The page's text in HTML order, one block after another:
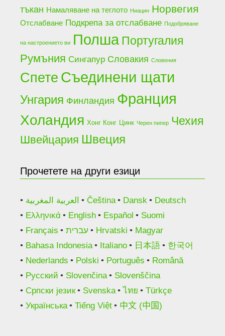
тъкан Намаляване на теглото Ниацин Норвегия
Отслабване Подкрепа за отслабване Подобряване
на настроението ви Полша Португалия
Румъния Сингапур Словакия Словения
Спете Съединени щати
Унгария Финландия Франция
Холандия Хонг Конг Цинк Черен пипер Чехия
Швейцария Швеция
Прочетете на други езици
العربية المغربية Čeština Dansk
Deutsch
Ελληνικά
English Español
Suomi
Français
עברית Hrvatski
Magyar
Bahasa Indonesia
Italiano 日本語
한국어
Nederlands
Polski Português
Română
Русский
Slovenčina
Slovenščina
Српски језик
Svenska ไทย
Türkçe
Українська
Tiếng Việt 中文 (中国)